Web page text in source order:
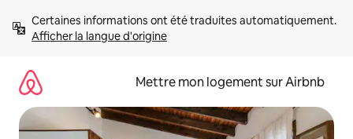
directement
Afficher la langue d'origine
Mettre mon logement sur Airbnb